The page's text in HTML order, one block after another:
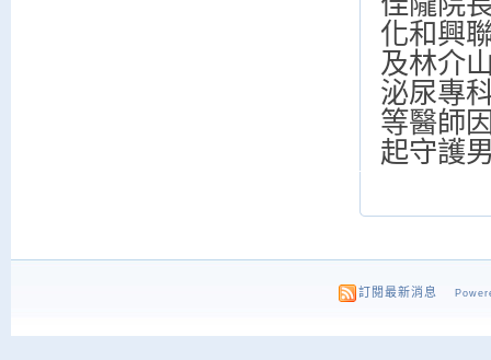
化和興
及林介
泌尿專
等醫師
起守護
訂閱最新消息